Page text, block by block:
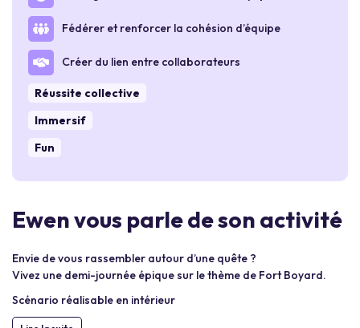
Fédérer et renforcer la cohésion d’équipe
Créer du lien entre collaborateurs
Réussite collective
Immersif
Fun
Ewen vous parle de son activité
Envie de vous rassembler autour d’une quête ?
Vivez une demi-journée épique sur le thème de Fort Boyard.
Scénario réalisable en intérieur